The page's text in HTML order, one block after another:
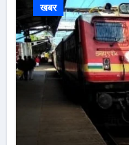
खबर